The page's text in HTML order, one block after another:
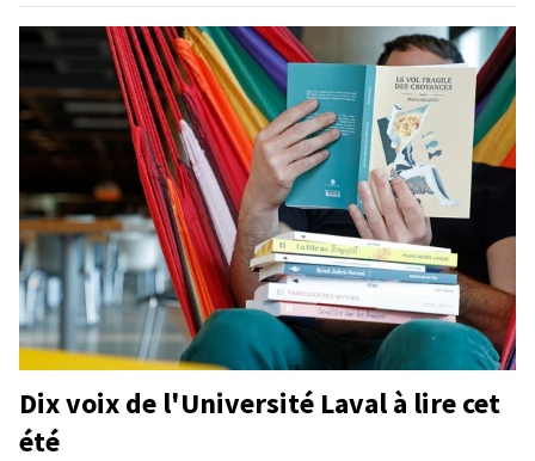
Dix voix de l'Université Laval à lire cet
été